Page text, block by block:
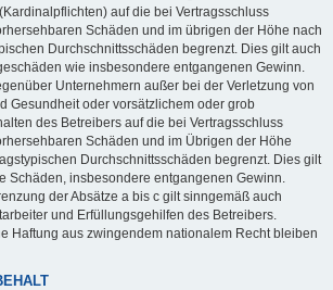
auf die bei Vertragsschluss
Schäden und im übrigen der Höhe nach
Durchschnittsschäden begrenzt. Dies gilt auch
wie insbesondere entgangenen Gewinn.
Unternehmern außer bei der Verletzung von
Gesundheit oder vorsätzlichem oder grob
des Betreibers auf die bei Vertragsschluss
Schäden und im Übrigen der Höhe
Durchschnittsschäden begrenzt. Dies gilt
Schäden, insbesondere entgangenen Gewinn.
der Absätze a bis c gilt sinngemäß auch
und Erfüllungsgehilfen des Betreibers.
Haftung aus zwingendem nationalem Recht bleiben